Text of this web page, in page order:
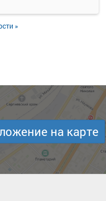
»
на карте